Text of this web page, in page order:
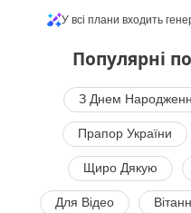
У всі плани входить
Популярні
З Днем
Прапор України
Щиро Дякую
Для Відео